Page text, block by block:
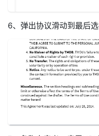
6、弹出协议滑动到最后选